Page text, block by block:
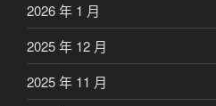
2026 年 1 月
2025 年 12 月
2025 年 11 月